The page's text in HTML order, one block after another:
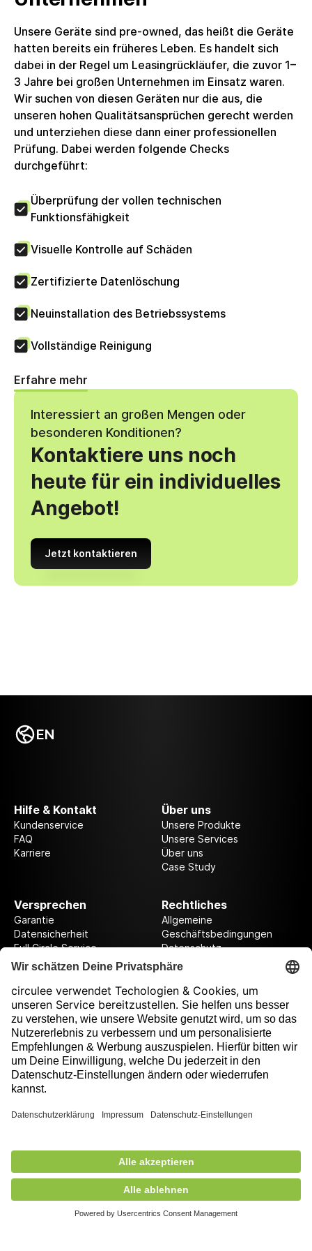
5,90 €
In den Korb
HPX-ZBF5G8-0001-DE, Lieferumfang: Netzteil
Zubehör enthalten. Das Produkt wird in einer
nachhaltigen Alternativverpackung
geliefert.Umsatzsteuer: Die Rechnung wird mit voller
ausgewiesener Umsatzsteuer erstellt, welche
Unternehmenskunden zum Vorsteuerabzug
berechtigt. Die circulee GmbH nutzt keine
Differenzbesteuerung.
Unsere Geräte sind pre-owned, das heißt die Geräte
hatten bereits ein früheres Leben. Es handelt sich
dabei in der Regel um Leasingrückläufer, die zuvor 1–
3 Jahre bei großen Unternehmen im Einsatz waren.
Wir suchen von diesen Geräten nur die aus, die
unseren hohen Qualitätsansprüchen gerecht werden
und unterziehen diese dann einer professionellen
Prüfung. Dabei werden folgende Checks
durchgeführt:
Überprüfung der vollen technischen
Funktionsfähigkeit
Visuelle Kontrolle auf Schäden
Zertifizierte Datenlöschung
Neuinstallation des Betriebssystems
Vollständige Reinigung
Erfahre mehr
Interessiert an großen Mengen oder
besonderen Konditionen?
Kontaktiere uns noch
heute für ein individuelles
Angebot!
Jetzt kontaktieren
EN
Hilfe & Kontakt
Kundenservice
FAQ
Karriere
Über uns
Unsere Produkte
Unsere Services
Über uns
Case Study
Versprechen
Garantie
Datensicherheit
Full Circle Service
Rechtliches
Allgemeine
Geschäftsbedingungen
Datenschutz
Datenschutzeinstellungen
Folge uns auf unserer Reise!
Ausgezeichnet durch